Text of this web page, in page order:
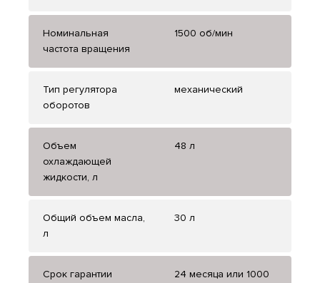
Номинальная
частота вращения
1500 об/мин
Тип регулятора
оборотов
механический
Объем
охлаждающей
жидкости, л
48 л
Общий объем масла,
л
30 л
Срок гарантии
24 месяца или 1000